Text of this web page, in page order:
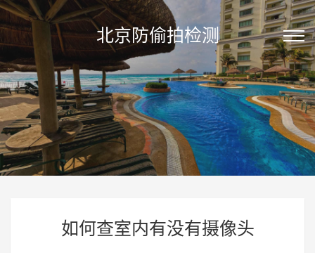
北京防偷拍检测
如何查室内有没有摄像头